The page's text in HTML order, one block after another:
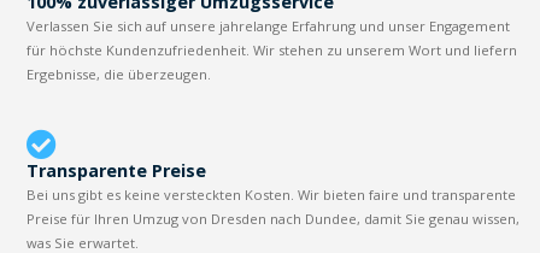
Verlassen Sie sich auf unsere jahrelange Erfahrung und unser Engagement
für höchste Kundenzufriedenheit. Wir stehen zu unserem Wort und liefern
Ergebnisse, die überzeugen.
Transparente Preise
Bei uns gibt es keine versteckten Kosten. Wir bieten faire und transparente
Preise für Ihren Umzug von Dresden nach Dundee, damit Sie genau wissen,
was Sie erwartet.